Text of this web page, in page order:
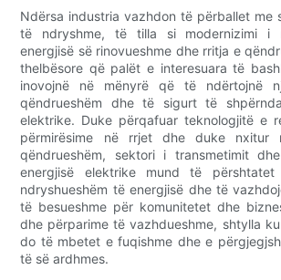
Ndërsa industria vazhdon të përballet me
të ndryshme, të tilla si modernizimi i
energjisë së rinovueshme dhe rritja e
thelbësore që palët e interesuara të
inovojnë në mënyrë që të ndërtojnë
qëndrueshëm dhe të sigurt të
elektrike. Duke përqafuar teknologjitë e
përmirësime në rrjet dhe duke nxitur
qëndrueshëm, sektori i transmetimit
energjisë elektrike mund të
ndryshueshëm të energjisë dhe të
të besueshme për komunitetet dhe
dhe përparime të vazhdueshme, shtylla
do të mbetet e fuqishme dhe e
të së ardhmes.